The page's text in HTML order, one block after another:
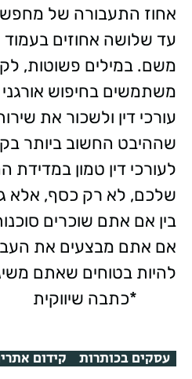
אחוז התעבורה של
עד שלושה אחוזים בעמוד
משם. במילים פשוטות,
משתמשים בחיפוש
עורכי דין ולשכור את
שההיבט החשוב ביותר
לעורכי דין טמון
שלכם, לא רק כסף, אלא
בין אם אתם שוכרים
אם אתם מבצעים את
להיות בטוחים שאתם
*כתבה שיווקית
עסקים בכותרות קידום